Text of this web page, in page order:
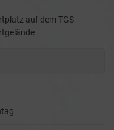
auf dem TGS-